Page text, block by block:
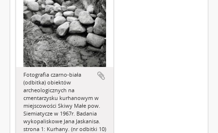
Fotografia czarno-biała
(odbitka) obiektów
archeologicznych na
cmentarzysku kurhanowym w
miejscowości Skiwy Małe pow.
Siemiatycze w 1967r. Badania
wykopaliskowe Jana Jaskanisa.
strona 1: Kurhany. (nr odbitki 10)